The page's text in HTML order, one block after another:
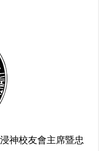
神校友會主席暨忠